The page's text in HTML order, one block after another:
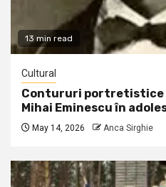
13 min read
Cultural
Contururi portretistice
Mihai Eminescu în
May 14, 2026 Anca Sirghie